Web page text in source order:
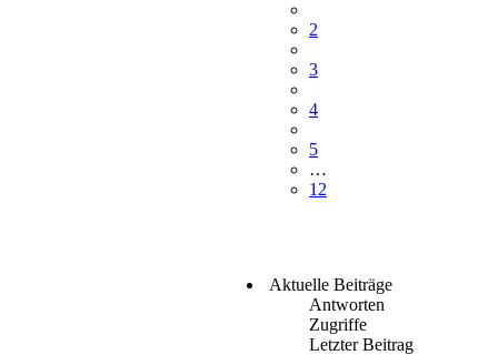
2
3
4
5
…
12
Aktuelle Beiträge
Antworten
Zugriffe
Letzter Beitrag